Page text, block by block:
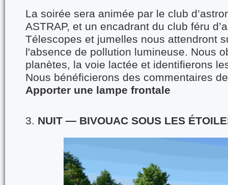
La soirée sera animée par le club
ASTRAP, et un encadrant du club féru
Télescopes et jumelles nous attendront
l'absence de pollution lumineuse. Nous
planètes, la voie lactée et identifierons
Nous bénéficierons des commentaires
Apporter une lampe frontale
3. NUIT — BIVOUAC SOUS LES